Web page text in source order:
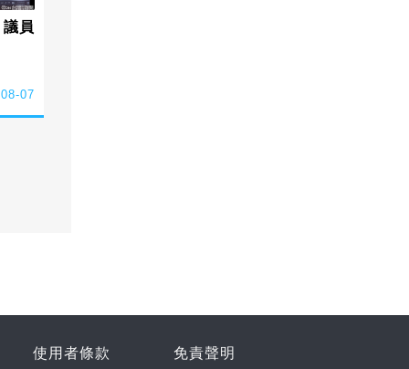
員
07
使用者條款 免責聲明